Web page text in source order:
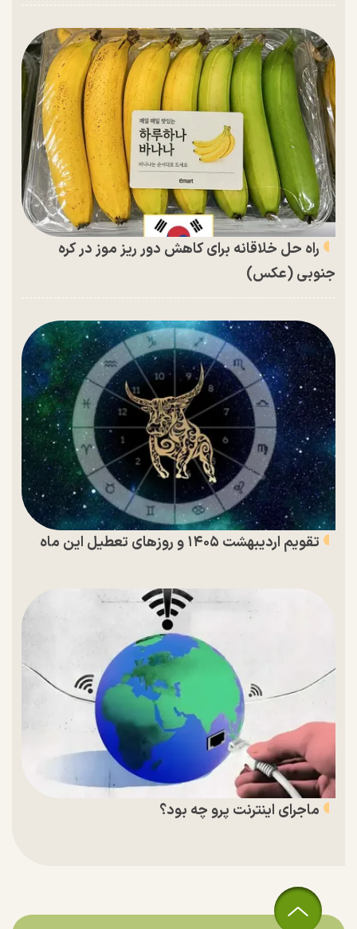
راه حل خلاقانه برای کاهش دور ریز موز در کره
جنوبی (عکس)
تقویم اردیبهشت ۱۴۰۵ و روز‌های تعطیل این ماه
ماجرای اینترنت پرو چه بود؟